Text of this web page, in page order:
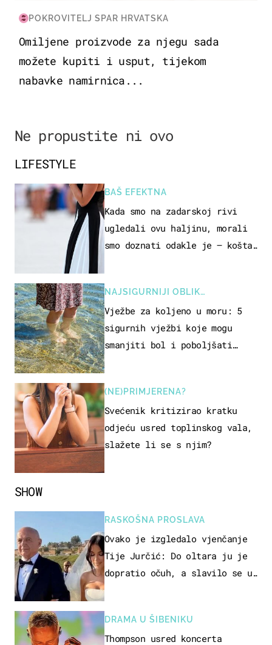
POKROVITELJ SPAR HRVATSKA
Omiljene proizvode za njegu sada
možete kupiti i usput, tijekom
nabavke namirnica...
Ne propustite ni ovo
SHOW
RASKOŠNA PROSLAVA
Ovako je izgledalo vjenčanje
Tije Jurčić: Do oltara ju je
dopratio očuh, a slavilo se uz
DRAMA U ŠIBENIKU
Thompson usred koncerta
LIFESTYLE
BAŠ EFEKTNA
Kada smo na zadarskoj rivi
ugledali ovu haljinu, morali
smo doznati odakle je – košta
NAJSIGURNIJI OBLIK
REKREACIJE
Vježbe za koljeno u moru: 5
sigurnih vježbi koje mogu
smanjiti bol i poboljšati
(NE)PRIMJERENA?
Svećenik kritizirao kratku
odjeću usred toplinskog vala,
slažete li se s njim?